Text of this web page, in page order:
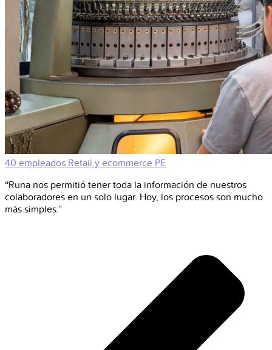
40 empleados Retail y ecommerce PE
“Runa nos permitió tener toda la información de nuestros
colaboradores en un solo lugar. Hoy, los procesos son mucho
más simples.”